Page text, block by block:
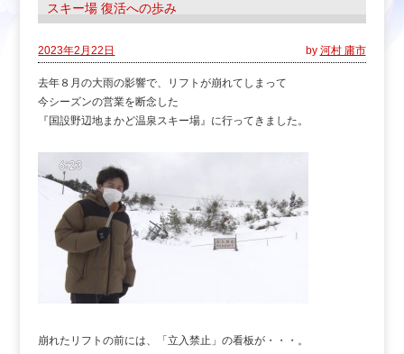
スキー場 復活への歩み
2023年2月22日 by 河村 庸市
去年８月の大雨の影響で、リフトが崩れてしまって
今シーズンの営業を断念した
『国設野辺地まかど温泉スキー場』に行ってきました。
崩れたリフトの前には、「立入禁止」の看板が・・・。